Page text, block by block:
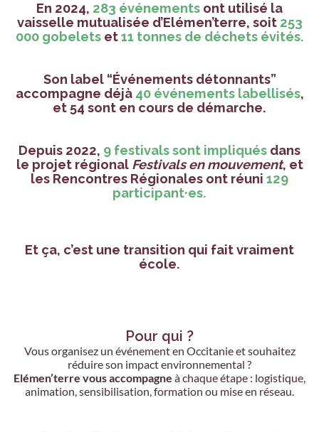
En 2024, 283 événements ont utilisé la
vaisselle mutualisée d’Elémen’terre, soit 253
000 gobeletset11 tonnes de déchets évités.
Son label “Événements détonnants”
accompagne déjà 40 événements labellisés,
et 54 sont en cours de démarche.
Depuis 2022, 9 festivalssont impliqués dans
le projet régional Festivals en mouvement, et
les Rencontres Régionales ont réuni 129
participant·es.
Et ça, c’est une transition qui fait vraiment
école.
Pour qui ?
Vous organisez un événement en Occitanie et souhaitez
réduire son impact environnemental ?
Elémen’terre vous accompagne à chaque étape : logistique,
animation, sensibilisation, formation ou mise en réseau.